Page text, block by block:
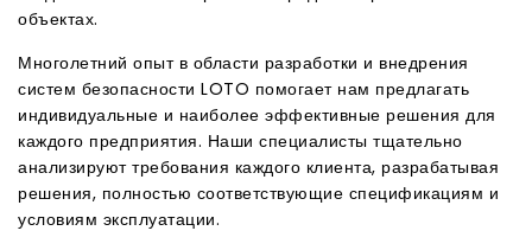
объектах.
Многолетний опыт в области разработки и внедрения
систем безопасности LOTO помогает нам предлагать
индивидуальные и наиболее эффективные решения для
каждого предприятия. Наши специалисты тщательно
анализируют требования каждого клиента, разрабатывая
решения, полностью соответствующие спецификациям и
условиям эксплуатации.